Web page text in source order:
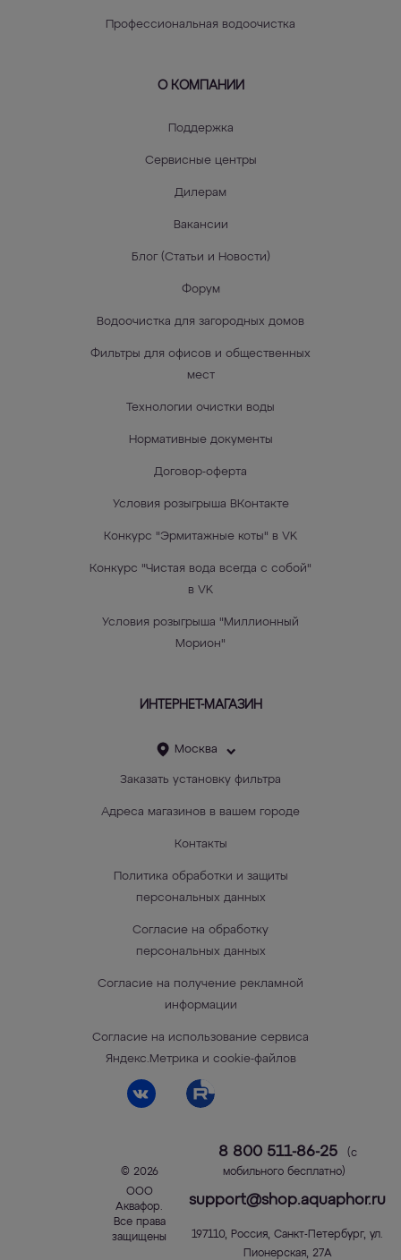
Профессиональная водоочистка
О КОМПАНИИ
Поддержка
Сервисные центры
Дилерам
Вакансии
Блог (Статьи и Новости)
Форум
Водоочистка для загородных домов
Фильтры для офисов и общественных
мест
Технологии очистки воды
Нормативные документы
Договор-оферта
Условия розыгрыша ВКонтакте
Конкурс "Эрмитажные коты" в VK
Конкурс "Чистая вода всегда с собой"
в VK
Условия розыгрыша "Миллионный
Морион"
ИНТЕРНЕТ-МАГАЗИН
Москва
Заказать установку фильтра
Адреса магазинов в вашем городе
Контакты
Политика обработки и защиты
персональных данных
Согласие на обработку
персональных данных
Согласие на получение рекламной
информации
Согласие на использование сервиса
Яндекс.Метрика и cookie-файлов
© 2026
ООО
Аквафор.
Все права
защищены
8 800 511-86-25
(с
мобильного бесплатно)
support@shop.aquaphor.ru
197110, Россия, Санкт-Петербург, ул.
Пионерская, 27А